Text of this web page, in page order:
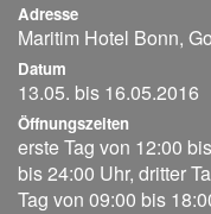
Adresse
Maritim Hotel Bonn,
Datum
13.05. bis 16.05.2016
Öffnungszeiten
erste Tag von 12:00
bis 24:00 Uhr, dritter
Tag von 09:00 bis